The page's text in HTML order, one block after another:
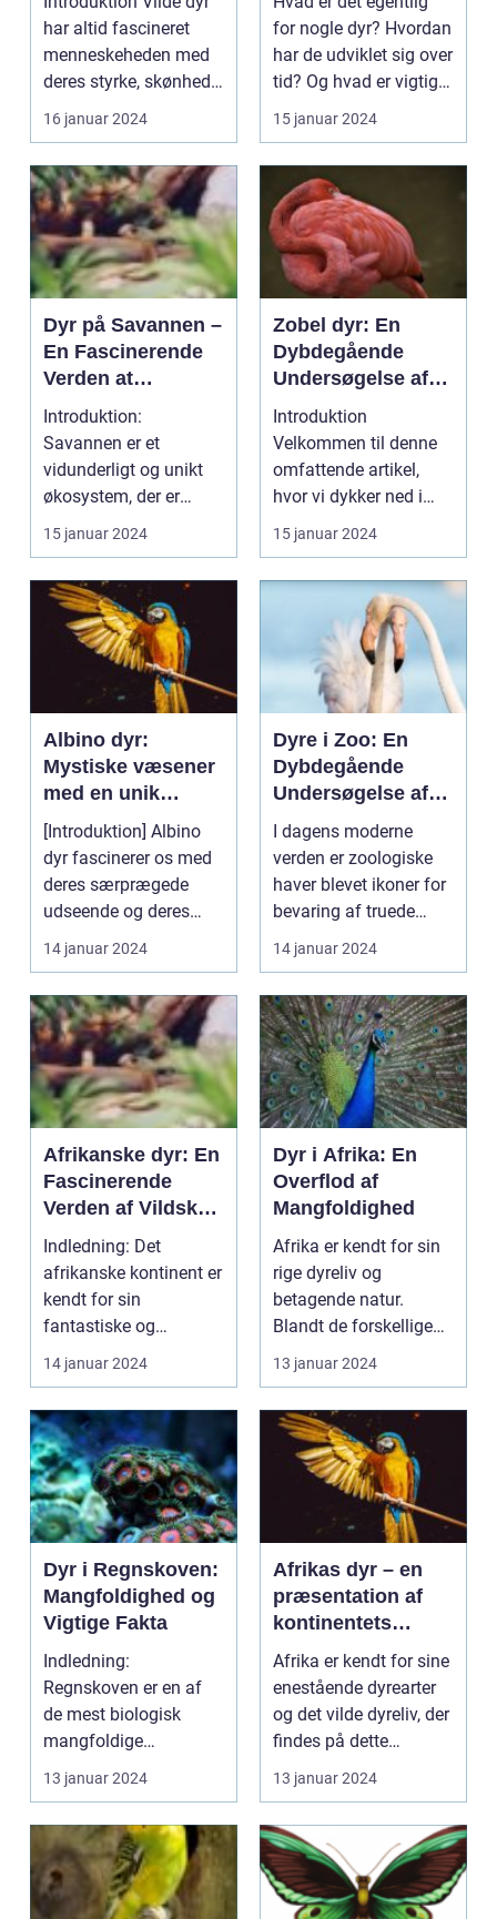
Skabninger
har altid fascineret
menneskeheden med
deres styrke, skønhed
og unikke adfærd...
16 januar 2024
interesse for
dyreejere og
dyreelskere over
hele verden
for nogle dyr? Hvordan
har de udviklet sig over
tid? Og hvad er vigtigt
at vide...
15 januar 2024
Dyr på Savannen –
En Fascinerende
Verden at
Udforske
Introduktion:
Savannen er et
vidunderligt og unikt
økosystem, der er
hjemsted for et bredt
udvalg ...
15 januar 2024
Zobel dyr: En
Dybdegående
Undersøgelse af
Naturens Elegante
Skabning
Introduktion
Velkommen til denne
omfattende artikel,
hvor vi dykker ned i
verdenen af zobel dyr.
Hv...
15 januar 2024
Albino dyr:
Mystiske væsener
med en unik
skønhed
[Introduktion] Albino
dyr fascinerer os med
deres særprægede
udseende og deres
unikke genetik. De m...
14 januar 2024
Dyre i Zoo: En
Dybdegående
Undersøgelse af
Dyrehold i
Zoologiske Haver
I dagens moderne
verden er zoologiske
haver blevet ikoner for
bevaring af truede
dyrearter og et ste...
14 januar 2024
Afrikanske dyr: En
Fascinerende
Verden af Vildskab
og Skønhed
Indledning: Det
afrikanske kontinent er
kendt for sin
fantastiske og
ekstremt varierede
dyreliv. Fra...
14 januar 2024
Dyr i Afrika: En
Overflod af
Mangfoldighed
Afrika er kendt for sin
rige dyreliv og
betagende natur.
Blandt de forskellige
kontinenter er Afrika...
13 januar 2024
Dyr i Regnskoven:
Mangfoldighed og
Vigtige Fakta
Indledning:
Regnskoven er en af
de mest biologisk
mangfoldige
levesteder på jorden og
er hjemsted fo...
13 januar 2024
Afrikas dyr – en
præsentation af
kontinentets
imponerende
dyreliv
Afrika er kendt for sine
enestående dyrearter
og det vilde dyreliv, der
findes på dette
kontinent. F...
13 januar 2024